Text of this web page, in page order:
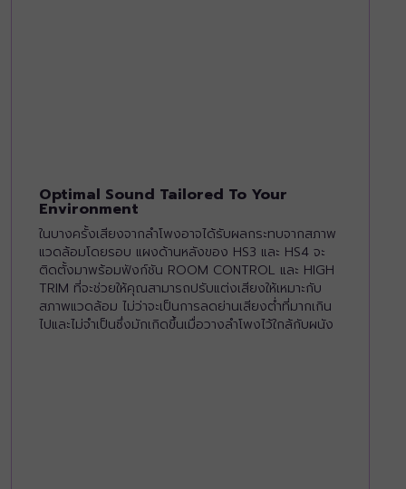
Optimal Sound Tailored To Your
Environment
ในบางครั้งเสียงจากลำโพงอาจได้รับผลกระทบจากสภาพ
แวดล้อมโดยรอบ แผงด้านหลังของ HS3 และ HS4 จะ
ติดตั้งมาพร้อมฟังก์ชัน ROOM CONTROL และ HIGH
TRIM ที่จะช่วยให้คุณสามารถปรับแต่งเสียงให้เหมาะกับ
สภาพแวดล้อม ไม่ว่าจะเป็นการลดย่านเสียงต่ำที่มากเกิน
ไปและไม่จำเป็นซึ่งมักเกิดขึ้นเมื่อวางลำโพงไว้ใกล้กับผนัง